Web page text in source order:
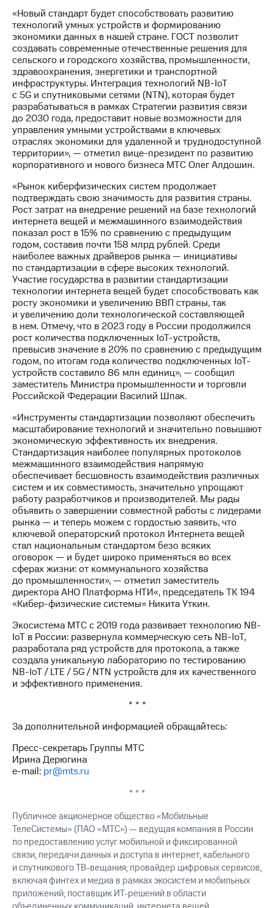
На главную
«Новый стандарт будет способствовать развитию
технологий умных устройств и формированию
экономики данных в нашей стране. ГОСТ позволит
создавать современные отечественные решения для
сельского и городского хозяйства, промышленности,
здравоохранения, энергетики и транспортной
инфраструктуры. Интеграция технологий NB-IoT
с 5G и спутниковыми сетями (NTN), которая будет
разрабатываться в рамках Стратегии развития связи
до 2030 года, предоставит новые возможности для
управления умными устройствами в ключевых
отраслях экономики для удаленной и труднодоступной
территории», — отметил вице-президент по развитию
корпоративного и нового бизнеса МТС Олег Алдошин.
«Рынок киберфизических систем продолжает
подтверждать свою значимость для развития страны.
Рост затрат на внедрение решений на базе технологий
интернета вещей и межмашинного взаимодействия
показал рост в 15% по сравнению с предыдущим
годом, составив почти 158 млрд рублей. Среди
наиболее важных драйверов рынка — инициативы
по стандартизации в сфере высоких технологий.
Участие государства в развитии стандартизации
технологии интернета вещей будет способствовать как
росту экономики и увеличению ВВП страны, так
и увеличению доли технологической составляющей
в нем. Отмечу, что в 2023 году в России продолжился
рост количества подключенных IoT-устройств,
превысив значение в 20% по сравнению с предыдущим
годом, по итогам года количество подключенных IoT-
устройств составило 86 млн единиц», — сообщил
заместитель Министра промышленности и торговли
Российской Федерации Василий Шпак.
«Инструменты стандартизации позволяют обеспечить
масштабирование технологий и значительно повышают
экономическую эффективность их внедрения.
Стандартизация наиболее популярных протоколов
межмашинного взаимодействия напрямую
обеспечивает бесшовность взаимодействия различных
систем и их совместимость, значительно упрощают
работу разработчиков и производителей. Мы рады
объявить о завершении совместной работы с лидерами
рынка — и теперь можем с гордостью заявить, что
ключевой операторский протокол Интернета вещей
стал национальным стандартом безо всяких
оговорок — и будет широко применяться во всех
сферах жизни: от коммунального хозяйства
до промышленности», — отметил заместитель
директора АНО Платформа НТИ«, председатель ТК 194
«Кибер-физические системы» Никита Уткин.
Экосистема МТС с 2019 года развивает технологию NB-
IoT в России: развернула коммерческую сеть NB-IoT,
разработала ряд устройств для протокола, а также
создала уникальную лабораторию по тестированию
NB-IoT / LTE / 5G / NTN устройств для их качественного
и эффективного применения.
* * *
За дополнительной информацией обращайтесь:
Пресс-секретарь Группы МТС
Ирина Дерюгина
e-mail: pr@mts.ru
* * *
Публичное акционерное общество «Мобильные
ТелеСистемы» (ПАО «МТС») — ведущая компания в России
по предоставлению услуг мобильной и фиксированной
связи, передачи данных и доступа в интернет, кабельного
и спутникового ТВ-вещания; провайдер цифровых сервисов,
включая финтех и медиа в рамках экосистем и мобильных
приложений; поставщик ИТ-решений в области